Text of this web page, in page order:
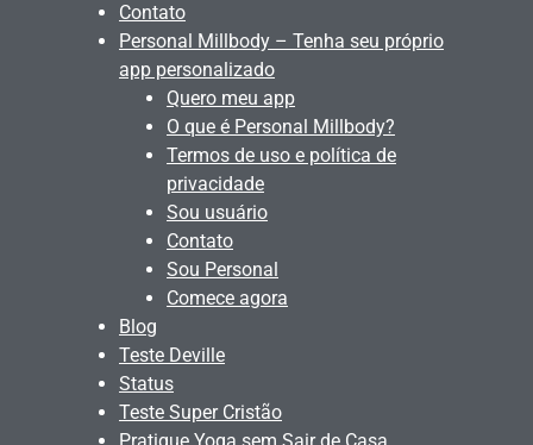
Contato
Personal Millbody – Tenha seu próprio
app personalizado
Quero meu app
O que é Personal Millbody?
Termos de uso e política de
privacidade
Sou usuário
Contato
Sou Personal
Comece agora
Blog
Teste Deville
Status
Teste Super Cristão